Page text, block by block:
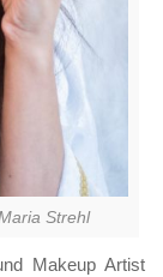
Strehl
Makeup Artist